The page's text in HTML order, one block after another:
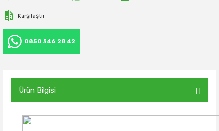
Karşılaştır
0850 346 28 42
Ürün Bilgisi